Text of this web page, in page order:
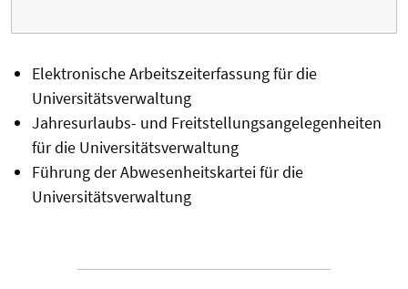
Elektronische Arbeitszeiterfassung für die
Universitätsverwaltung
Jahresurlaubs- und Freitstellungsangelegenheiten
für die Universitätsverwaltung
Führung der Abwesenheitskartei für die
Universitätsverwaltung